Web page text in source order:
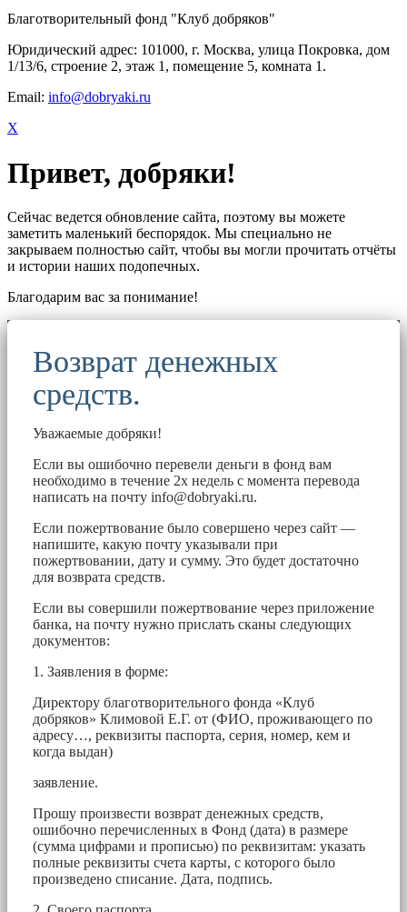
Благотворительный фонд "Клуб добряков"
Юридический адрес: 101000, г. Москва, улица Покровка, дом
1/13/6, строение 2, этаж 1, помещение 5, комната 1.
Email: info@dobryaki.ru
X
Привет, добряки!
Сейчас ведется обновление сайта, поэтому вы можете
заметить маленький беспорядок. Мы специально не
закрываем полностью сайт, чтобы вы могли прочитать отчёты
и истории наших подопечных.
Благодарим вас за понимание!
Возврат денежных
средств.
Уважаемые добряки!
Если вы ошибочно перевели деньги в фонд вам
необходимо в течение 2х недель с момента перевода
написать на почту info@dobryaki.ru.
Если пожертвование было совершено через сайт —
напишите, какую почту указывали при
пожертвовании, дату и сумму. Это будет достаточно
для возврата средств.
Если вы совершили пожертвование через приложение
банка, на почту нужно прислать сканы следующих
документов:
1. Заявления в форме:
Директору благотворительного фонда «Клуб
добряков» Климовой Е.Г. от (ФИО, проживающего по
адресу…, реквизиты паспорта, серия, номер, кем и
когда выдан)
заявление.
Прошу произвести возврат денежных средств,
ошибочно перечисленных в Фонд (дата) в размере
(сумма цифрами и прописью) по реквизитам: указать
полные реквизиты счета карты, с которого было
произведено списание. Дата, подпись.